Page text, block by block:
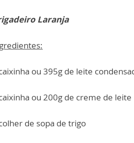
Laranja
ou 395g de leite
ou 200g de creme de leite
de sopa de trigo